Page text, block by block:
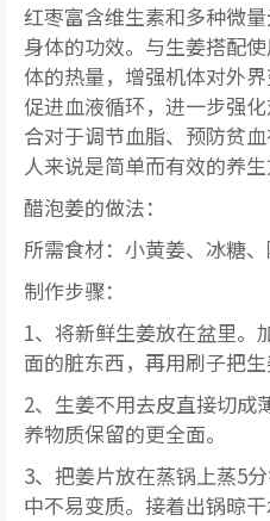
红枣富含维生素和多种微
身体的功效。与生姜搭配
体的热量，增强机体对外
促进血液循环，进一步强
合对于调节血脂、预防贫
人来说是简单而有效的养生
醋泡姜的做法：
所需食材：小黄姜、冰糖
制作步骤：
1、将新鲜生姜放在盆里。
面的脏东西，再用刷子把生
2、生姜不用去皮直接切成
养物质保留的更全面。
3、把姜片放在蒸锅上蒸5
中不易变质。接着出锅晾干